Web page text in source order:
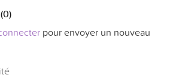
(0)
pour envoyer un nouveau